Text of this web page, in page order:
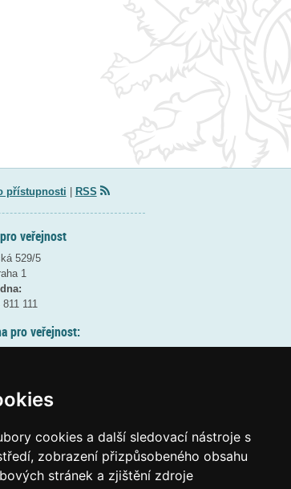
cookies a další sledovací nástroje s
zobrazení přizpůsobeného obsahu
stránek a zjištění zdroje
přístupnosti RSS
veřejnost
529/5
1
111
pro veřejnost:
podatelna:
gov cz